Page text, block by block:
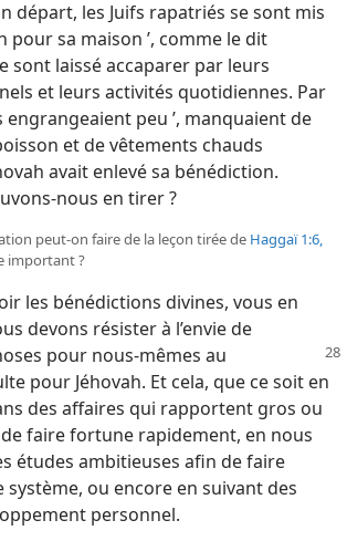
départ, les Juifs rapatriés se sont mis
pour sa maison ’, comme le dit
sont laissé accaparer par leurs
et leurs activités quotidiennes. Par
engrangeaient peu ’, manquaient de
et de vêtements chauds
avait enlevé sa bénédiction.
​nous en tirer ?
peut-​on faire de la leçon tirée de Haggaï 1:6,
important ?
les bénédictions divines, vous en
devons résister à l’envie de
pour nous-​mêmes au
pour Jéhovah. Et cela, que ce soit en
des affaires qui rapportent gros ou
faire fortune rapidement, en nous
études ambitieuses afin de faire
système, ou encore en suivant des
personnel.